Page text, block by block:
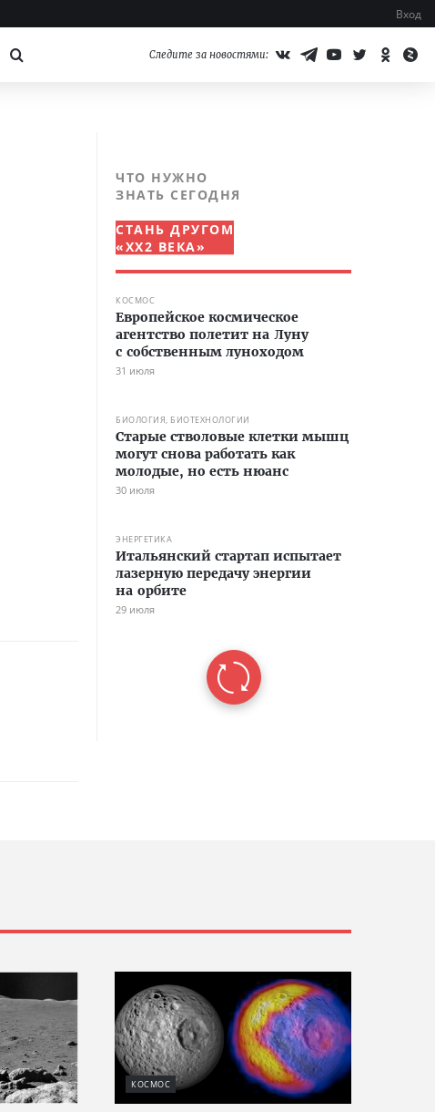
Вход
Следите за новостями:
ЧТО НУЖНО
ЗНАТЬ СЕГОДНЯ
СТАНЬ ДРУГОМ
«XX2 ВЕКА»
КОСМОС
Европейское космическое
агентство полетит на Луну
с собственным луноходом
31 июля
БИОЛОГИЯ, БИОТЕХНОЛОГИИ
Старые стволовые клетки мышц
могут снова работать как
молодые, но есть нюанс
30 июля
ЭНЕРГЕТИКА
Итальянский стартап испытает
лазерную передачу энергии
на орбите
29 июля
КОСМОС